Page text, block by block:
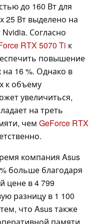
до 160 Вт для
25 Вт выделено на
Согласно
RTX 5070 Ti к
повышение
16 %. Однако в
к объему
увеличиться,
на треть
чем GeForce RTX
компания Asus
больше благодаря
цене в 4 799
разницу в 1 100
что Asus также